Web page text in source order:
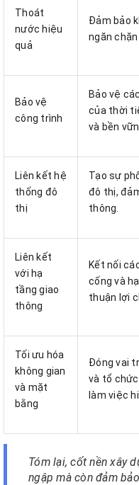
Thoát
nước hiệu
quả
Đảm bảo
ngăn
Bảo vệ
công trình
Bảo vệ
của thời
và bền
Liên kết hệ
thống đô
thị
Tạo sự
đô thị,
thông.
Liên kết
với hạ
tầng giao
thông
Kết nối
cống và
thuận lợi
Tối ưu hóa
không gian
và mặt
bằng
Đóng vai
và tổ
làm việc
Tóm lại, cốt nền xây
ngập mà còn đảm